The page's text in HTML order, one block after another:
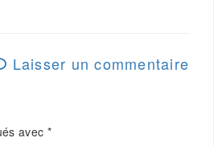
Laisser un commentaire
avec *